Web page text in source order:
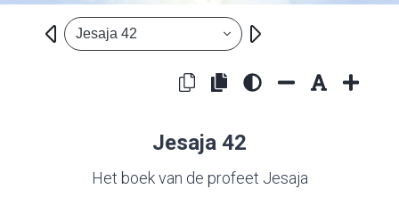
Jesaja 42
Jesaja 42
Het boek van de profeet Jesaja